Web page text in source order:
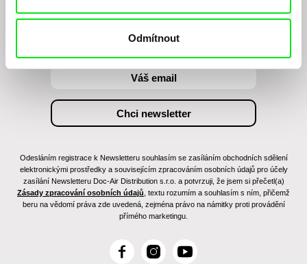
Odmítnout
Chcete být pravidelně informováni o našem
Odesláním registrace k Newsletteru souhlasím se zasíláním obchodních sdělení
elektronickými prostředky a souvisejícím zpracováním osobních údajů pro účely
zasílání Newsletteru Doc-Air Distribution s.r.o. a potvrzuji, že jsem si přečetl(a)
Zásady zpracování osobních údajů , textu rozumím a souhlasím s ním, přičemž
beru na vědomí práva zde uvedená, zejména právo na námitky proti provádění
přímého marketingu.
F
I
Y